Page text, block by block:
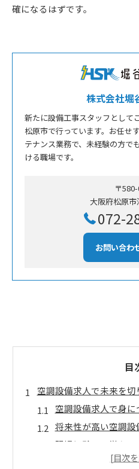
確になるはずです。
株式会社堀
新たに設備工事スタッフとして
松原市で行っています。お任せ
テナンス業務で、未経験の方で
ける職場です。
〒
大阪府松原
072-
お問い合わ
目
空調設備求人で未来を
空調設備求人で身
将来性が高い空調
現場経験から学ぶス
空調設備求人で求